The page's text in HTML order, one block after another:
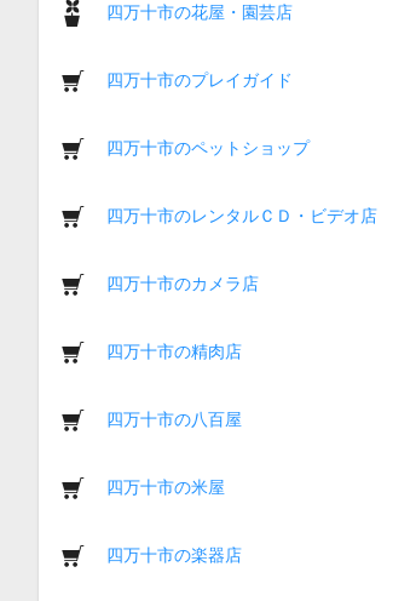
四万十市の花屋・園芸店
四万十市のプレイガイド
四万十市のペットショップ
四万十市のレンタルＣＤ・ビデオ店
四万十市のカメラ店
四万十市の精肉店
四万十市の八百屋
四万十市の米屋
四万十市の楽器店